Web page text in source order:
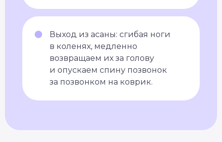
Выход из асаны: сгибая ноги
в коленях, медленно
возвращаем их за голову
и опускаем спину позвонок
за позвонком на коврик.